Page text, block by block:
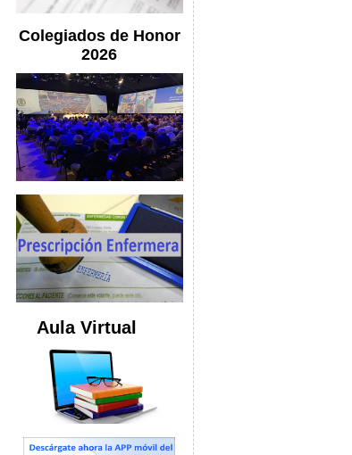
Colegiados de Honor
2026
Aula Virtual